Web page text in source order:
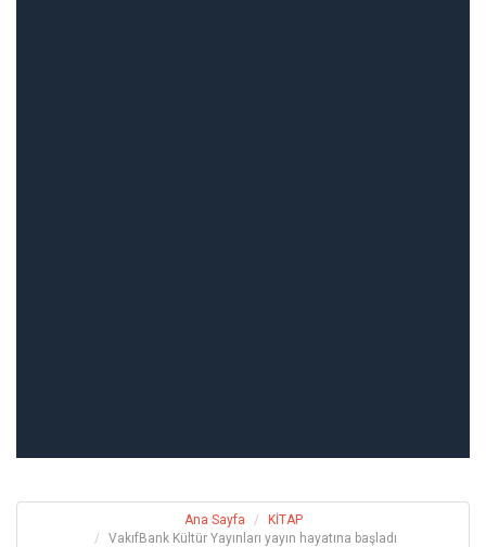
Ana Sayfa
KİTAP
VakıfBank Kültür Yayınları yayın hayatına başladı